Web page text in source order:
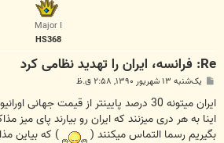
Major I
HS368
Re: فرانسه، ایران را تهدید نظامی کرد
پ
ت
یک‌شنبه ۱۳ شهریور ۱۳۹۰, ۲:۵۸ ق.ظ
ایران میتونه 30 درصد پایینتر از قیمت
اینا به هر دری میزنند که ایران رو بیارند پای میز
بگیریم رسما التماس میکنند (
) که بیاین